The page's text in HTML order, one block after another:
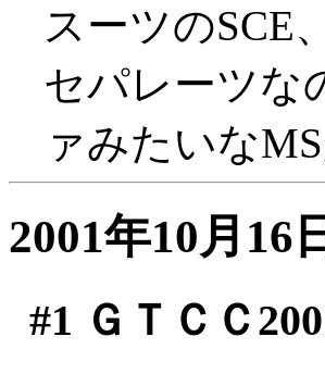
スーツのSCE、
セパレーツな
ァみたいな
2001年10月16
#1 ＧＴＣＣ